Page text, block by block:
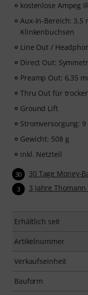
kostenlose Ampeg
Aux-In-Bereich: 3,5
Klinkenbuchsen
Line Out /
Direct Out:
Preamp Out: 6,35
Thru Out für
Ground Lift
Stromversorgung: 9
Gewicht: 508 g
inkl. Netzteil
30 30 Tage Money-
3 3 Jahre
Erhältlich seit
Artikelnummer
Verkaufseinheit
Bauform